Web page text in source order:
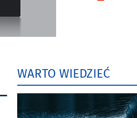
WARTO WIEDZIEĆ